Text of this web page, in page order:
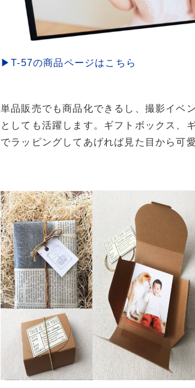
▶T-57の商品ページはこちら
単品販売でも商品化できるし、撮影イベ
としても活躍します。ギフトボックス、
でラッピングしてあげれば見た目から可